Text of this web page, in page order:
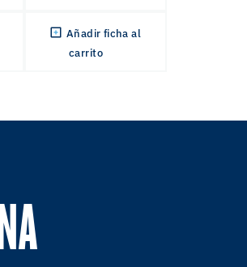
Añadir ficha al
carrito